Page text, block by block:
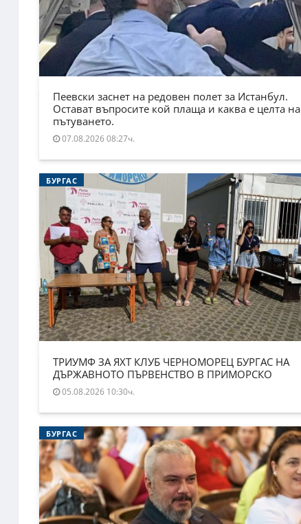
Пеевски заснет на редовен полет за Истанбул.
Остават въпросите кой плаща и каква е целта на
пътуването.
07.08.2026 08:27ч.
БУРГАС
ТРИУМФ ЗА ЯХТ КЛУБ ЧЕРНОМОРЕЦ БУРГАС НА
ДЪРЖАВНОТО ПЪРВЕНСТВО В ПРИМОРСКО
05.08.2026 10:30ч.
БУРГАС